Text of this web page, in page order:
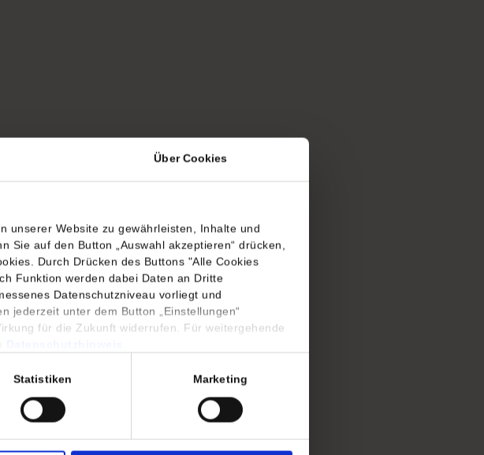
Über Cookies
unserer Website zu gewährleisten, Inhalte und
Sie auf den Button „Auswahl akzeptieren“ drücken,
Durch Drücken des Buttons "Alle Cookies
Funktion werden dabei Daten an Dritte
Datenschutzniveau vorliegt und
jederzeit unter dem Button „Einstellungen“
für die Zukunft widerrufen. Für weitergehende
Statistiken Marketing